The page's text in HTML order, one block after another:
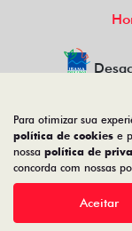
30.941.270/0001-68
Para otimizar sua
política de cookies e
nossa política de
concorda com nossas
Aceitar